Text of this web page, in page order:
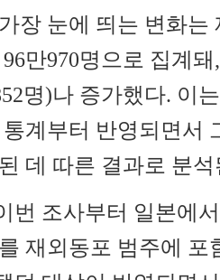
장 눈에 띄는 변화는
96만970명으로 집계돼
명)나 증가했다. 이
계부터 반영되면서
데 따른 결과로 분
번 조사부터 일본에
재외동포 범주에 포